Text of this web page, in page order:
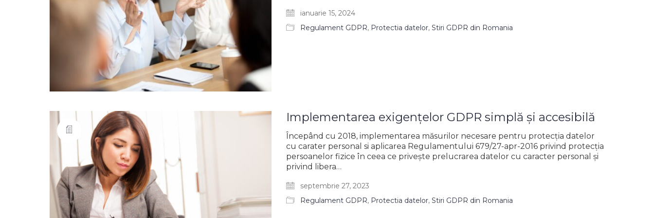
ianuarie 15, 2024
Regulament GDPR, Protectia datelor, Stiri GDPR din Romania
Implementarea exigențelor GDPR simplă și accesibilă
Începând cu 2018, implementarea măsurilor necesare pentru protecția datelor
cu carater personal si aplicarea Regulamentului 679/27-apr-2016 privind protecţia
persoanelor fizice în ceea ce priveşte prelucrarea datelor cu caracter personal şi
privind libera…
septembrie 27, 2023
Regulament GDPR, Protectia datelor, Stiri GDPR din Romania